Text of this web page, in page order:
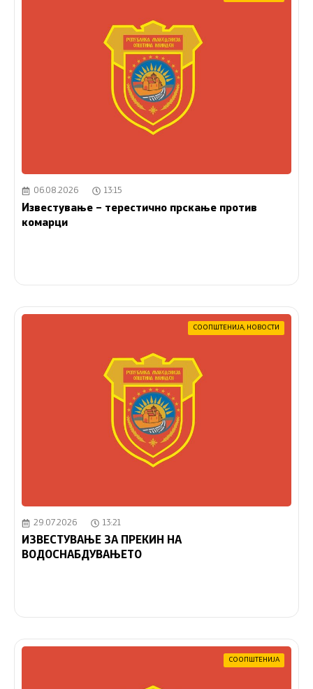
06.08.2026 13:15
Известување – терестично прскање против
комарци
СООПШТЕНИЈА, НОВОСТИ
29.07.2026 13:21
ИЗВЕСТУВАЊЕ ЗА ПРЕКИН НА
ВОДОСНАБДУВАЊЕТО
СООПШТЕНИЈА